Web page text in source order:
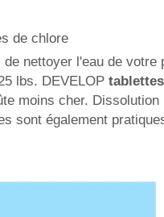
de chlore
nettoyer l'eau de
lbs. DEVELOP
moins cher.
sont également